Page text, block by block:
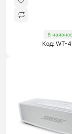
В
Код: WT-